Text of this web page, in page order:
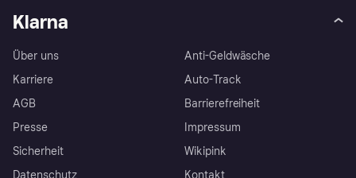
Klarna
Über uns
Karriere
AGB
Presse
Sicherheit
Anti-Geldwäsche
Auto-Track
Barrierefreiheit
Impressum
Wikipink